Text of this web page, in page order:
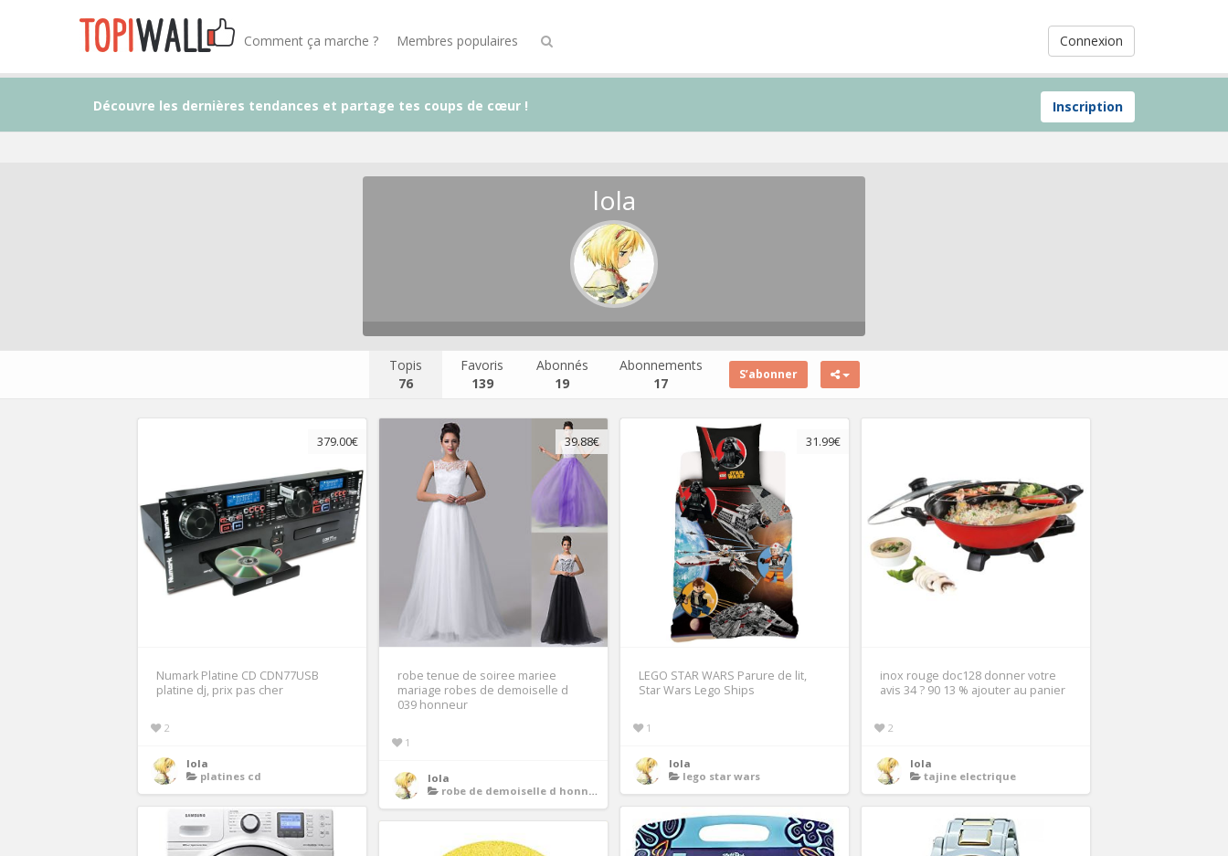
Connexion
Comment ça marche ? Membres populaires
Inscription
Découvre les dernières tendances et partage tes coups de cœur !
lola
Topis
76
Favoris
139
Abonnés
19
Abonnements
17
S’abonner
379.00€
Numark Platine CD CDN77USB
platine dj, prix pas cher
2
lola
platines cd
39.88€
robe tenue de soiree mariee
mariage robes de demoiselle d
039 honneur
1
lola
robe de demoiselle d honneur femme
31.99€
LEGO STAR WARS Parure de lit,
Star Wars Lego Ships
1
lola
lego star wars
inox rouge doc128 donner votre
avis 34 ? 90 13 % ajouter au panier
2
lola
tajine electrique